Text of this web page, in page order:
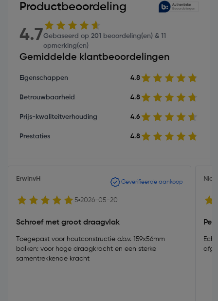
Productbeoordeling
4.7Gebaseerd op 201 beoordeling(en) & 11
opmerking(en)
Gemiddelde klantbeoordelingen
Eigenschappen 4.8
Betrouwbaarheid 4.8
Prijs-kwaliteitverhouding 4.6
Prestaties 4.8
ErwinvH Geverifieerde aankoop
5 2026-05-20
Schroef met groot draagvlak
Toegepast voor houtconstructie o.b.v. 159x56mm
balken: voor hoge draagkracht en een sterke
samentrekkende kracht